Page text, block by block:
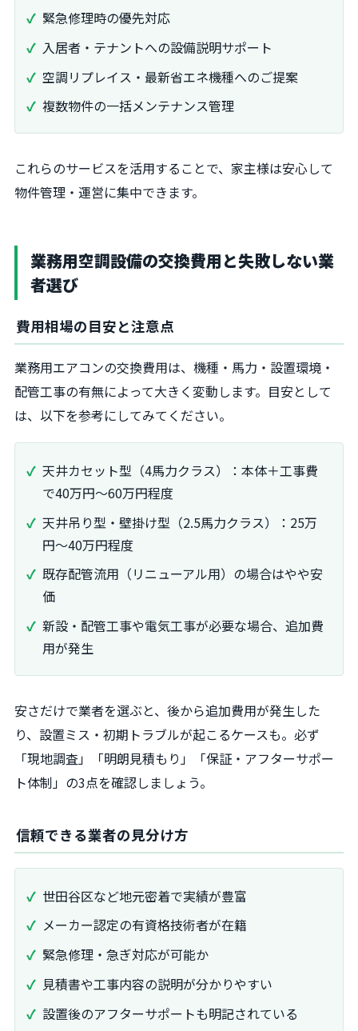
緊急修理時の優先対応
入居者・テナントへの設備説明サポート
空調リプレイス・最新省エネ機種へのご提案
複数物件の一括メンテナンス管理
これらのサービスを活用することで、家主様は安心して
物件管理・運営に集中できます。
業務用空調設備の交換費用と失敗しない業
者選び
費用相場の目安と注意点
業務用エアコンの交換費用は、機種・馬力・設置環境・
配管工事の有無によって大きく変動します。目安として
は、以下を参考にしてみてください。
天井カセット型（4馬力クラス）：本体＋工事費
で40万円～60万円程度
天井吊り型・壁掛け型（2.5馬力クラス）：25万
円～40万円程度
既存配管流用（リニューアル用）の場合はやや安
価
新設・配管工事や電気工事が必要な場合、追加費
用が発生
安さだけで業者を選ぶと、後から追加費用が発生した
り、設置ミス・初期トラブルが起こるケースも。必ず
「現地調査」「明朗見積もり」「保証・アフターサポー
ト体制」の3点を確認しましょう。
信頼できる業者の見分け方
世田谷区など地元密着で実績が豊富
メーカー認定の有資格技術者が在籍
緊急修理・急ぎ対応が可能か
見積書や工事内容の説明が分かりやすい
設置後のアフターサポートも明記されている